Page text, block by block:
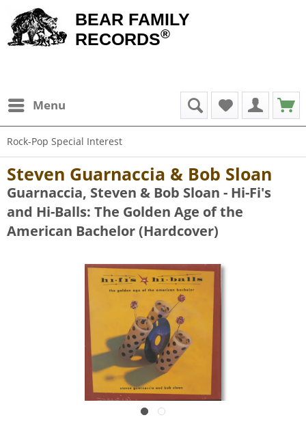
BEAR FAMILY
RECORDS®
Menu
Rock-Pop Special Interest
Steven Guarnaccia & Bob Sloan
Guarnaccia, Steven & Bob Sloan - Hi-Fi's
and Hi-Balls: The Golden Age of the
American Bachelor (Hardcover)